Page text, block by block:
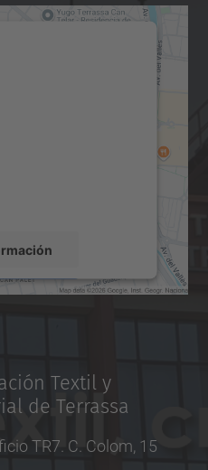
Textil y
de Terrassa
TR7. C. Colom, 15